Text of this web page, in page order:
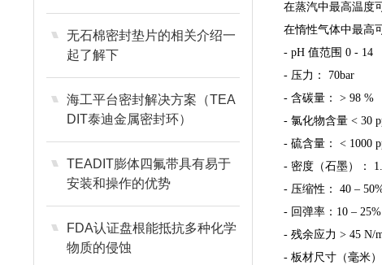
无石棉密封垫片的相关介绍一
起了解下
海工平台密封解决方案（TEA
DIT泰迪金属密封环）
TEADIT膨体四氟带具有易于
安装和操作的优势
FDA认证盘根能抵抗多种化学
物质的侵蚀
在蒸汽中最高温度
在惰性气体中最高
- pH 值范围 0 - 14
- 压力： 70bar
- 含碳量： > 98 %
- 氯化物含量 < 30
- 硫含量： < 1000
- 密度（石墨）：
- 压缩性： 40 –
- 回弹率：10 – 25%
- 残余应力 > 45 N/
- 板材尺寸（毫米